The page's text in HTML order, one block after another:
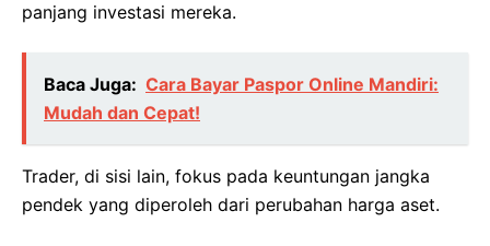
panjang investasi mereka.
Baca Juga: Cara Bayar Paspor Online Mandiri:
Mudah dan Cepat!
Trader, di sisi lain, fokus pada keuntungan jangka
pendek yang diperoleh dari perubahan harga aset.